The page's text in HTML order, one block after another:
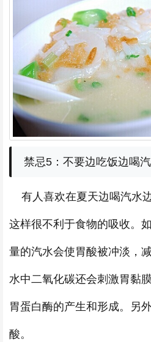
禁忌5：不要边吃饭边喝
有人喜欢在夏天边喝汽水
这样很不利于食物的吸收。
量的汽水会使胃酸被冲淡，
水中二氧化碳还会刺激胃黏
胃蛋白酶的产生和形成。另
酸。